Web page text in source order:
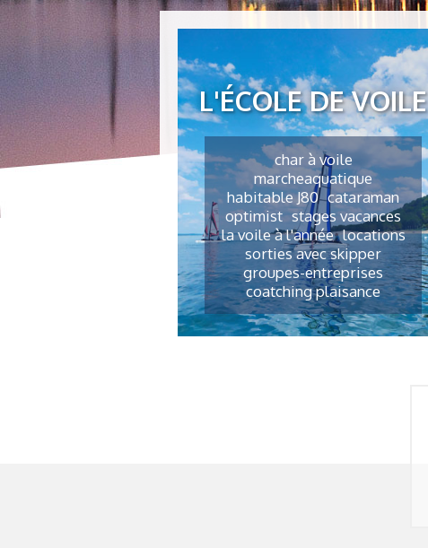
L'ÉCOLE DE VOILE
char à voile
marcheaquatique
habitable J80 cataraman
optimist stages vacances
la voile à l'année locations
sorties avec skipper
groupes-entreprises
coatching plaisance